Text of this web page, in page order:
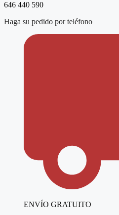
646 440 590
Haga su pedido por teléfono
ENVÍO GRATUITO